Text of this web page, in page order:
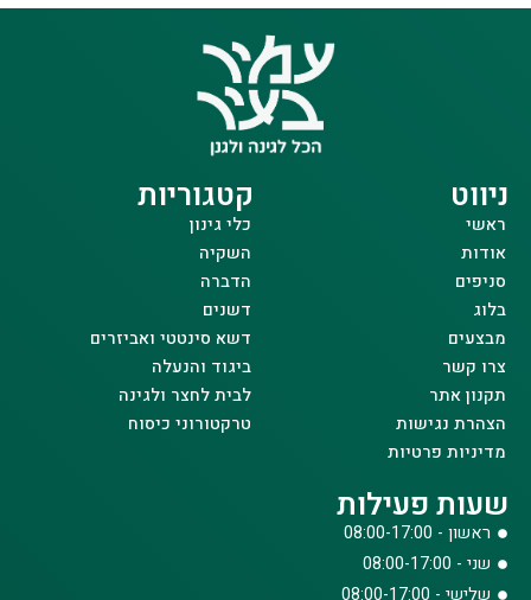
ניווט
ראשי
אודות
סניפים
בלוג
מבצעים
צרו קשר
תקנון אתר
הצהרת נגישות
מדיניות פרטיות
קטגוריות
כלי גינון
השקיה
הדברה
דשנים
דשא סינטטי ואביזרים
ביגוד והנעלה
לבית לחצר ולגינה
טרקטורוני כיסוח
שעות פעילות
ראשון - 08:00-17:00
שני - 08:00-17:00
שלישי - 08:00-17:00